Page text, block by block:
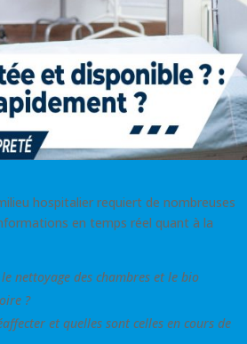
hospitalier requiert de nombreuses
en temps réel quant à la
nettoyage des chambres et le bio
?
et quelles sont celles en cours de